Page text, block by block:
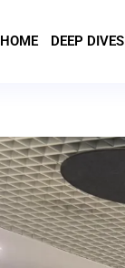
HOME DEEP DIVES